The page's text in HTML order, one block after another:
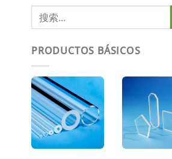
PRODUCTOS BÁSICOS